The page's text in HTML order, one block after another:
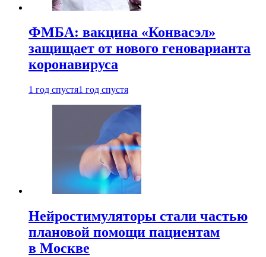
ФМБА: вакцина «Конвасэл»
защищает от нового геноварианта
коронавируса
1 год спустя1 год спустя
Нейростимуляторы стали частью
плановой помощи пациентам
в Москве